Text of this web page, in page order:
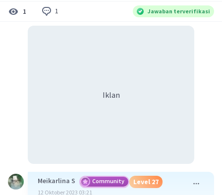
1 1 Jawaban terverifikasi
Iklan
Meikarlina S Community Level 27
12 Oktober 2023 03:21